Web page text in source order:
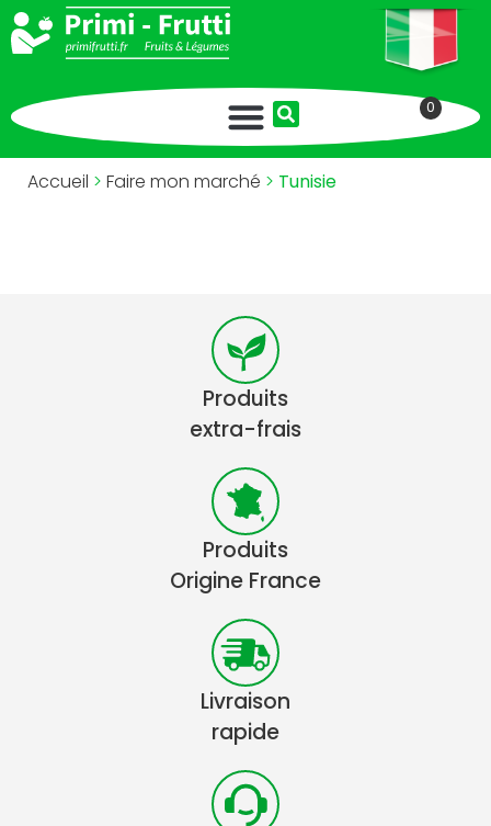
0
Accueil > Faire mon marché > Tunisie
Produits
extra-frais
Produits
Origine France
Livraison
rapide